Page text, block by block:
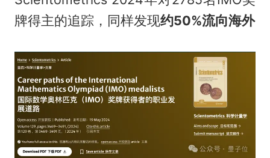
牌得主的追踪，同样发现约50%流向海外